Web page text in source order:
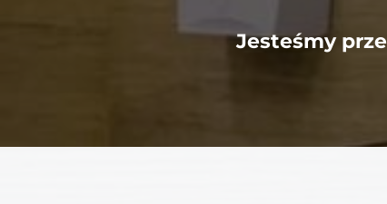
Jesteśmy